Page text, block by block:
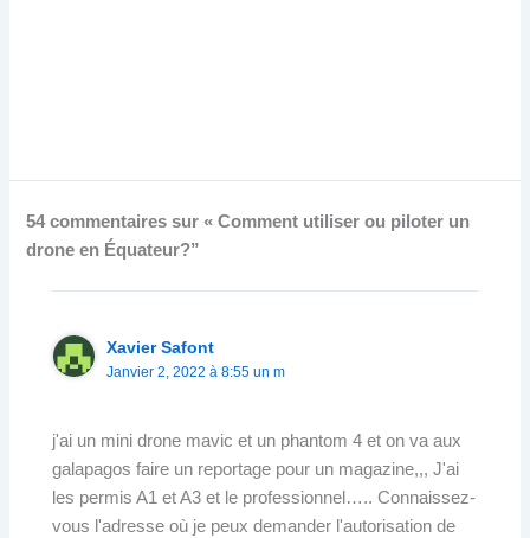
54 commentaires sur « Comment utiliser ou piloter un
drone en Équateur?”
Xavier Safont
Janvier 2, 2022 à 8:55 un m
j'ai un mini drone mavic et un phantom 4 et on va aux
galapagos faire un reportage pour un magazine,,, J'ai
les permis A1 et A3 et le professionnel….. Connaissez-
vous l'adresse où je peux demander l'autorisation de